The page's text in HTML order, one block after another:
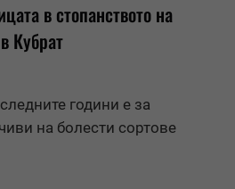
в стопанството на
Кубрат
години е за
на болести сортове